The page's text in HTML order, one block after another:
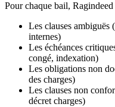
Pour chaque bail,
Les clauses
internes)
Les échéances
congé, indexation)
Les obligations non
des charges)
Les clauses non
décret charges)